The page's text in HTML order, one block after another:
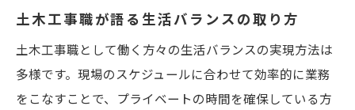
土木工事職が語る生活バランスの取り方
土木工事職として働く方々の生活バランスの実現方法は
多様です。現場のスケジュールに合わせて効率的に業務
をこなすことで、プライベートの時間を確保している方